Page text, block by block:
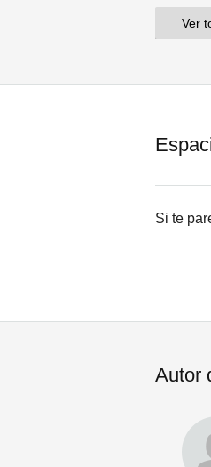
Ver
Si te
Autor